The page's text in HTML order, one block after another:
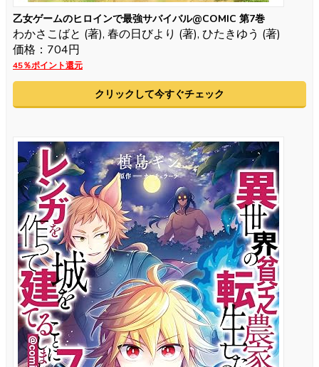
乙女ゲームのヒロインで最強サバイバル@COMIC 第7巻
わかさこばと (著), 春の日びより (著), ひたきゆう (著)
価格：704円
45％ポイント還元
クリックして今すぐチェック